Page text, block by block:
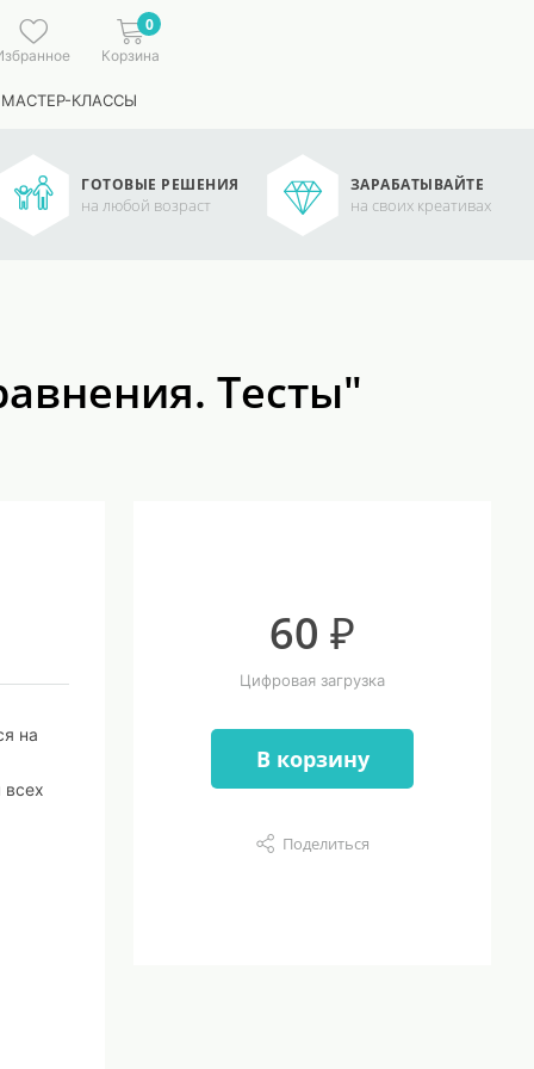
0
Корзина
КЛАССЫ
ГОТОВЫЕ РЕШЕНИЯ
на любой возраст
ЗАРАБАТЫВАЙТЕ
на своих креативах
Тесты"
на
всех
60 ₽
Цифровая загрузка
В корзину
Поделиться